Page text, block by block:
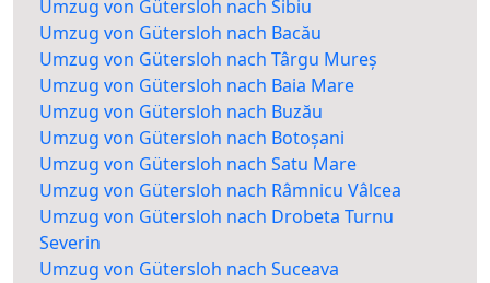
Umzug von Gütersloh nach Sibiu
Umzug von Gütersloh nach Bacău
Umzug von Gütersloh nach Târgu Mureș
Umzug von Gütersloh nach Baia Mare
Umzug von Gütersloh nach Buzău
Umzug von Gütersloh nach Botoșani
Umzug von Gütersloh nach Satu Mare
Umzug von Gütersloh nach Râmnicu Vâlcea
Umzug von Gütersloh nach Drobeta Turnu
Severin
Umzug von Gütersloh nach Suceava